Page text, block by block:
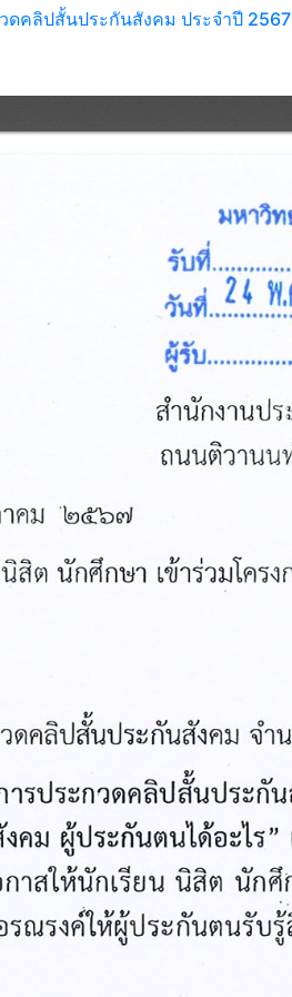
ดคลิปสั้นประกันสังคม ประจำปี 2567